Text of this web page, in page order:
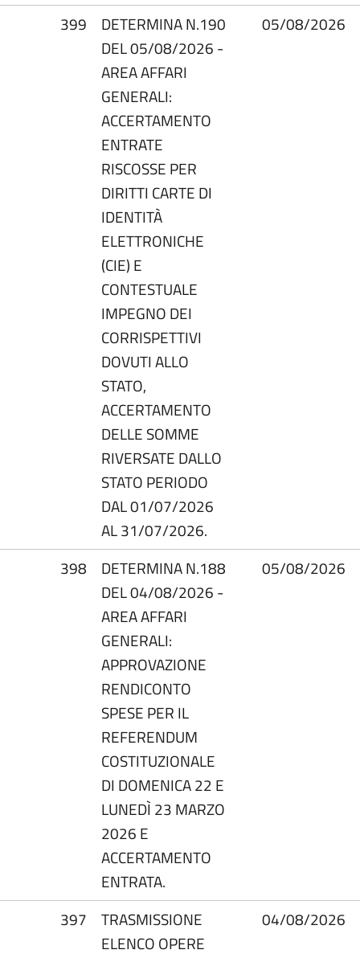
399
DETERMINA N.190
DEL 05/08/2026 -
AREA AFFARI
GENERALI:
ACCERTAMENTO
ENTRATE
RISCOSSE PER
DIRITTI CARTE DI
IDENTITÀ
ELETTRONICHE
(CIE) E
CONTESTUALE
IMPEGNO DEI
CORRISPETTIVI
DOVUTI ALLO
STATO,
ACCERTAMENTO
DELLE SOMME
RIVERSATE DALLO
STATO PERIODO
DAL 01/07/2026
AL 31/07/2026.
05/08/2026
398
DETERMINA N.188
DEL 04/08/2026 -
AREA AFFARI
GENERALI:
APPROVAZIONE
RENDICONTO
SPESE PER IL
REFERENDUM
COSTITUZIONALE
DI DOMENICA 22 E
LUNEDÌ 23 MARZO
2026 E
ACCERTAMENTO
ENTRATA.
05/08/2026
397
TRASMISSIONE
ELENCO OPERE
04/08/2026